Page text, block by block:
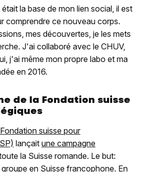
la base de mon lien social, il est
comprendre ce nouveau corps.
mes découvertes, je les mets
J'ai collaboré avec le CHUV,
j'ai même mon propre labo et ma
en 2016.
de la Fondation suisse
suisse pour
lançait une campagne
la Suisse romande. Le but:
en Suisse francophone. En